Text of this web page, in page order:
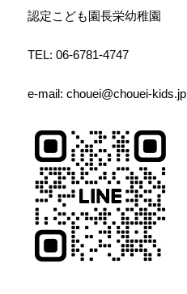
認定こども園長栄幼稚園
TEL: 06-6781-4747
e-mail: chouei@chouei-kids.jp